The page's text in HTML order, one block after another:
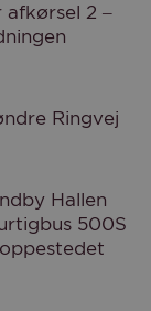
2 –
Ringvej
Hallen
500S